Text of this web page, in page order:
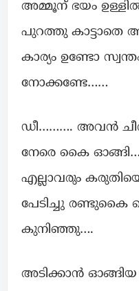
അമ്മൂന് ഭയം
പുറത്തു
കാര്യം ഉണ്ടോ
നോക്കണ്ടേ……
ഡീ………. അവൻ
നേരെ കൈ
എല്ലാവരും
പേടിച്ചു രണ്ടുകൈ
കുനിഞ്ഞു….
അടിക്കാൻ